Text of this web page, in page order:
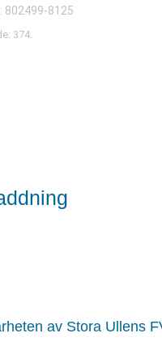
802499-8125
374.
av Stora Ullens